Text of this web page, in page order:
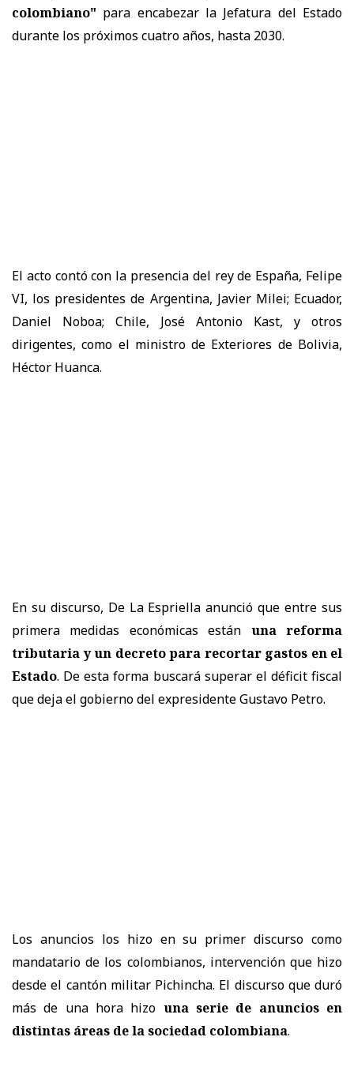
colombiano" para encabezar la Jefatura del Estado
durante los próximos cuatro años, hasta 2030.
El acto contó con la presencia del rey de España, Felipe
VI, los presidentes de Argentina, Javier Milei; Ecuador,
Daniel Noboa; Chile, José Antonio Kast, y otros
dirigentes, como el ministro de Exteriores de Bolivia,
Héctor Huanca.
En su discurso, De La Espriella anunció que entre sus
primera medidas económicas están una reforma
tributaria y un decreto para recortar gastos en el
Estado. De esta forma buscará superar el déficit fiscal
que deja el gobierno del expresidente Gustavo Petro.
Los anuncios los hizo en su primer discurso como
mandatario de los colombianos, intervención que hizo
desde el cantón militar Pichincha. El discurso que duró
más de una hora hizo una serie de anuncios en
distintas áreas de la sociedad colombiana.